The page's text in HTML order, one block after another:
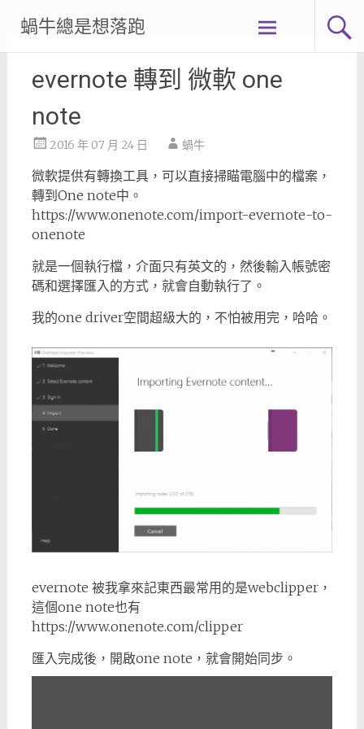
content
蝸牛總是想落跑
evernote 轉到 微軟 one
note
2016 年 07 月 24 日 蝸牛
微軟提供有轉換工具，可以直接掃瞄電腦中的檔案，
轉到One note中。
https://www.onenote.com/import-evernote-to-
onenote
就是一個執行檔，介面只有英文的，然後輸入帳號密
碼和選擇匯入的方式，就會自動執行了。
我的one driver空間超級大的，不怕被用完，哈哈。
evernote 被我拿來記東西最常用的是webclipper，
這個one note也有
https://www.onenote.com/clipper
匯入完成後，開啟one note，就會開始同步。